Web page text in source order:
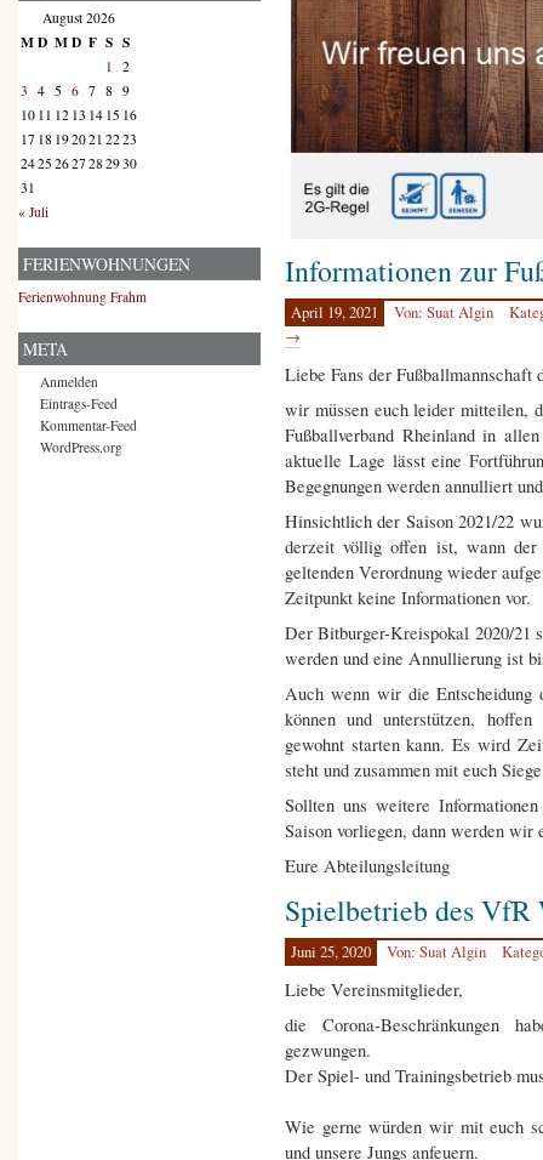
Informationen zur
April 19, 2021 Von: Suat Algin
→
Liebe Fans der
wir müssen euch leider mitteilen,
Fußballverband Rheinland in
aktuelle Lage lässt eine
Begegnungen werden annulliert
Hinsichtlich der Saison 2021/22
derzeit völlig offen ist, wann der
geltenden Verordnung wieder
Zeitpunkt keine Informationen vor.
Der Bitburger-Kreispokal 2020/21
werden und eine Annullierung ist
Auch wenn wir die Entscheidung
können und unterstützen,
gewohnt starten kann. Es wird
steht und zusammen mit euch
Sollten uns weitere
Saison vorliegen, dann werden
Eure Abteilungsleitung
Spielbetrieb des VfR
Juni 25, 2020 Von: Suat Algin
Liebe Vereinsmitglieder,
die Corona-Beschränkungen
gezwungen.
Der Spiel- und Trainingsbetrieb
Wie gerne würden wir mit euch
und unsere Jungs anfeuern.
August 2026
MD MD F S S
1 2
3 4 5 6 7 8 9
10 11 12 13 14 15 16
17 18 192021 2223
2425 2627 28 2930
31
« Juli
FERIENWOHNUNGEN
Ferienwohnung Frahm
META
Anmelden
Eintrags-Feed
Kommentar-Feed
WordPress.org